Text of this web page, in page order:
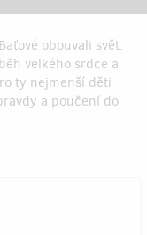
obouvali svět.
velkého srdce a
ty nejmenší děti
a poučení do